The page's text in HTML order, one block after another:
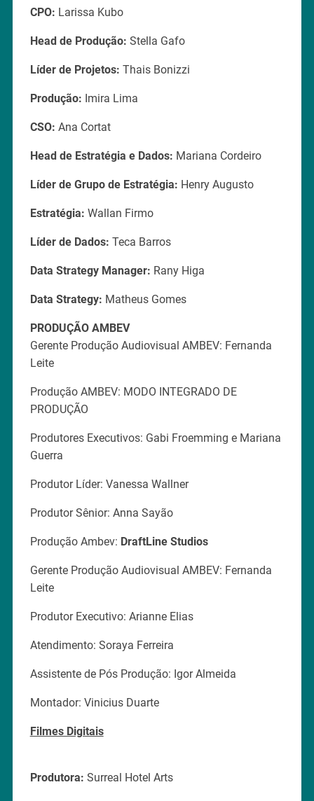
CPO: Larissa Kubo
Head de Produção: Stella Gafo
Líder de Projetos: Thais Bonizzi
Produção: Imira Lima
CSO: Ana Cortat
Head de Estratégia e Dados: Mariana Cordeiro
Líder de Grupo de Estratégia: Henry Augusto
Estratégia: Wallan Firmo
Líder de Dados: Teca Barros
Data Strategy Manager: Rany Higa
Data Strategy: Matheus Gomes
PRODUÇÃO AMBEV
Gerente Produção Audiovisual AMBEV: Fernanda
Leite
Produção AMBEV: MODO INTEGRADO DE
PRODUÇÃO
Produtores Executivos: Gabi Froemming e Mariana
Guerra
Produtor Líder: Vanessa Wallner
Produtor Sênior: Anna Sayão
Produção Ambev: DraftLine Studios
Gerente Produção Audiovisual AMBEV: Fernanda
Leite
Produtor Executivo: Arianne Elias
Atendimento: Soraya Ferreira
Assistente de Pós Produção: Igor Almeida
Montador: Vinicius Duarte
Filmes Digitais
Produtora: Surreal Hotel Arts